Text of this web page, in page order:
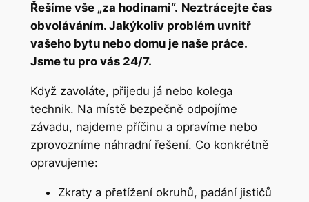
Řešíme vše „za hodinami“. Neztrácejte čas
obvoláváním. Jakýkoliv problém uvnitř
vašeho bytu nebo domu je naše práce.
Jsme tu pro vás 24/7.
Když zavoláte, přijedu já nebo kolega
technik. Na místě bezpečně odpojíme
závadu, najdeme příčinu a opravíme nebo
zprovozníme náhradní řešení. Co konkrétně
opravujeme:
Zkraty a přetížení okruhů, padání jističů